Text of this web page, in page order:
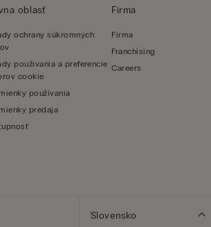
oblasť
ochrany súkromných
používania a preferencie
cookie
používania
predaja
Firma
Firma
Franchising
Careers
Slovensko